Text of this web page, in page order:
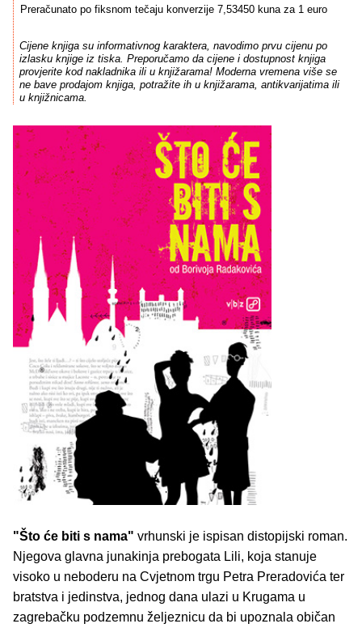
Preračunato po fiksnom tečaju konverzije 7,53450 kuna za 1 euro
Cijene knjiga su informativnog karaktera, navodimo prvu cijenu po
izlasku knjige iz tiska. Preporučamo da cijene i dostupnost knjiga
provjerite kod nakladnika ili u knjižarama! Moderna vremena više se
ne bave prodajom knjiga, potražite ih u knjižarama, antikvarijatima ili
u knjižnicama.
"Što će biti s nama" vrhunski je ispisan distopijski roman.
Njegova glavna junakinja prebogata Lili, koja stanuje
visoko u neboderu na Cvjetnom trgu Petra Preradovića ter
bratstva i jedinstva, jednog dana ulazi u Krugama u
zagrebačku podzemnu željeznicu da bi upoznala običan